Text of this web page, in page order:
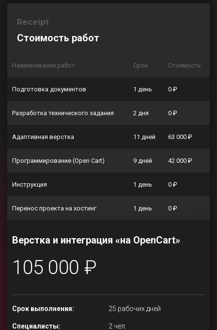
Receipt
Стоимость работ
Наименование работ Срок Стоимость
Подготовка документов 1 день 0 ₽
Разработка технического задания 2 дня 0 ₽
Адаптивная верстка 11 дней 63 000 ₽
Программирование (Open Cart) 9 дней 42 000 ₽
Инструкция 1 день 0 ₽
Перенос проекта на хостинг 1 день 0 ₽
Верстка и интеграция «на OpenCart»
105 000 ₽
Срок выполнения: 25 рабочих дней
Специалисты: 2 чел.